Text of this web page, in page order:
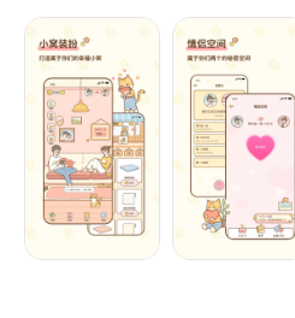
• 一只属于两个人的“情侣电
· 打工、学习、冒险、交友
故事......
想说的话，想记录的内容，
子，在这里一点点实现
【情侣小窝】
电子小窝+电子宠物的温馨组
厨、一起躺在沙发的生活
可以随意装扮你们的小家，